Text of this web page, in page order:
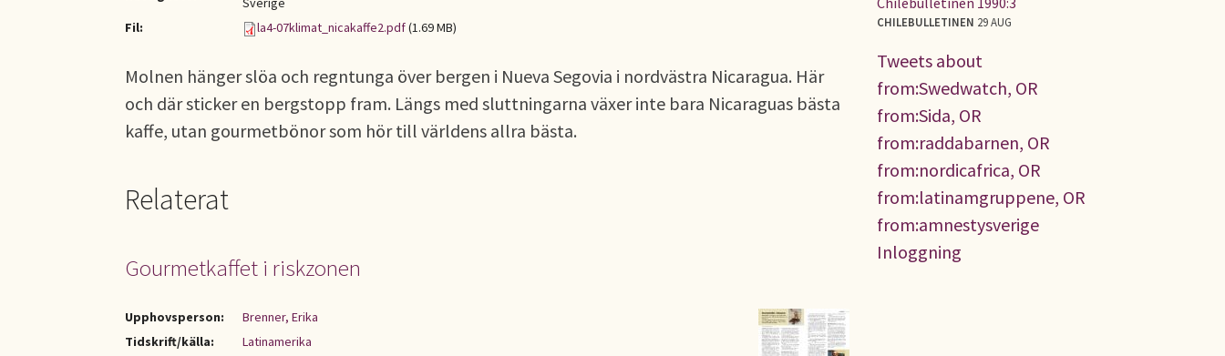
Fil:
la4-07klimat_nicakaffe2.pdf(1.69 MB)
Molnen hänger slöa och regntunga över bergen i Nueva Segovia i nordvästra Nicaragua. Här
och där sticker en bergstopp fram. Längs med sluttningarna växer inte bara Nicaraguas bästa
kaffe, utan gourmetbönor som hör till världens allra bästa.
Relaterat
Gourmetkaffet i riskzonen
Upphovsperson:
Brenner, Erika
Tidskrift/källa:
Latinamerika
CHILEBULLETINEN 29 AUG
Tweets about
from:Swedwatch, OR
from:Sida, OR
from:raddabarnen, OR
from:nordicafrica, OR
from:latinamgruppene, OR
from:amnestysverige
Inloggning